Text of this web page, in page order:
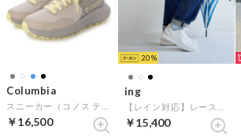
Columbia
￥16,500
20
ing
￥15,400